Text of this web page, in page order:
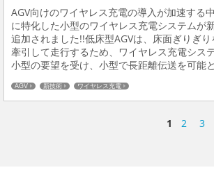
AGV向けのワイヤレス充電の導入が加速する
に特化した小型のワイヤレス充電システムが
追加されました!!低床型AGVは、床面ぎりぎ
牽引して走行するため、ワイヤレス充電シス
小型の要望を受け、小型で長距離伝送を可能
床型AGVの運用自由度を更に高める...
AGV 新技術 ワイヤレス充電
1 2 3